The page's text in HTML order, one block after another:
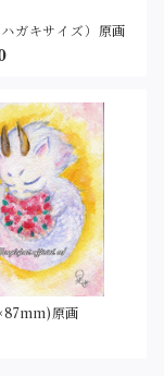
ガキサイズ）原画
原画